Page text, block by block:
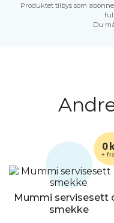
Produktet tilbys som
Du
0
+
Mummi servisesett
smekke